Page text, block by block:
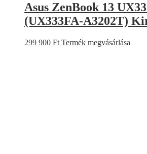
Asus ZenBook 13
(UX333FA-A3202T)
299 900 Ft Termék megvásárlása